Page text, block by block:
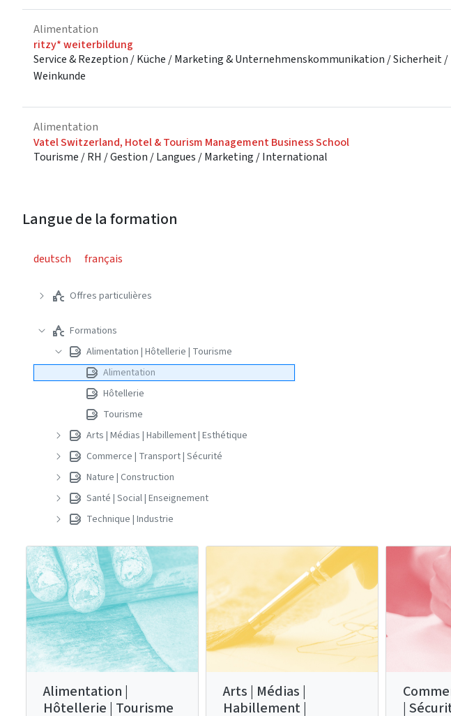
Alimentation
ritzy* weiterbildung
Service & Rezeption / Küche / Marketing & Unternehmenskommunikation /
Weinkunde
Alimentation
Vatel Switzerland, Hotel & Tourism Management Business School
Tourisme / RH / Gestion / Langues / Marketing / International
Langue de la formation
deutsch français
Offres particulières
Formations
Alimentation | Hôtellerie | Tourisme
Alimentation
Hôtellerie
Tourisme
Arts | Médias | Habillement | Esthétique
Commerce | Transport | Sécurité
Nature | Construction
Santé | Social | Enseignement
Technique | Industrie
Alimentation |
Hôtellerie | Tourisme
Arts | Médias |
Habillement |
|